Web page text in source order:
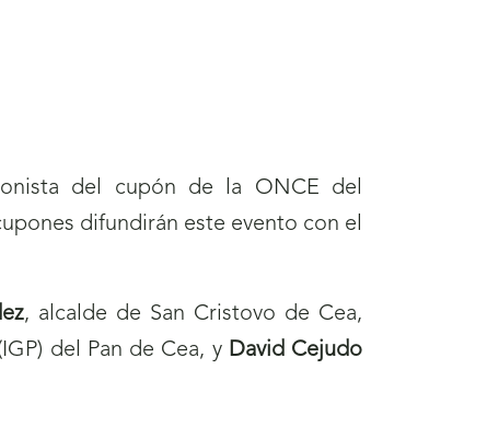
del cupón de la ONCE del
difundirán este evento con el
, alcalde de San Cristovo de Cea,
del Pan de Cea, y David Cejudo